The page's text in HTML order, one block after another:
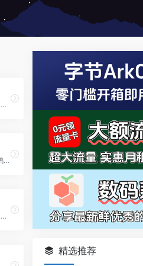
汇集经典怀旧游戏，支持FC、SFC、GBA、MD、街机等多种平台，无需下载，在线即玩，找回童年的快乐时光。
一款基于“吃鸡”概念改编的文字策略类网络游戏，巧妙地将传统的图形化“大逃杀”模式（如《绝地求生》）转化为纯文字的竞技体验
直接在您的浏览器中玩 NES、SNES、Genesis、Neo Geo、GB、GBA、N64、PS 和街机模拟器游戏。免费下载复古游戏 ROM。
精选推荐